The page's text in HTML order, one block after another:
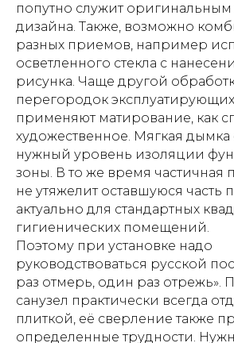
попутно служит
дизайна. Также, возможно
разных приемов, например
осветленного стекла с
рисунка. Чаще другой
перегородок
применяют матирование, как
художественное. Мягкая дымка
нужный уровень изоляции
зоны. В то же время частичная
не утяжелит оставшуюся часть
актуально для стандартных
гигиенических помещений.
Поэтому при установке надо
руководствоваться русской
раз отмерь, один раз отрежь».
санузел практически всегда
плиткой, её сверление также
определенные трудности.